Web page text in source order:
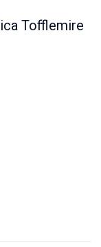
Tofflemire